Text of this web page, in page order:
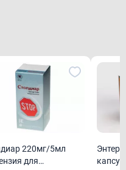
220мг/5мл
для